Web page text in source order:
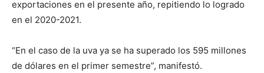
exportaciones en el presente año, repitiendo lo logrado
en el 2020-2021.
“En el caso de la uva ya se ha superado los 595 millones
de dólares en el primer semestre”, manifestó.